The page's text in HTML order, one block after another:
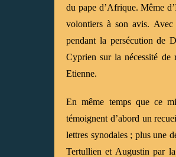
du pape d’Afrique. Même
volontiers à son avis. Avec
pendant la persécution de
Cyprien sur la nécessité de
Etienne.
En même temps que ce
témoignent d’abord un
lettres synodales ; plus une
Tertullien et Augustin par